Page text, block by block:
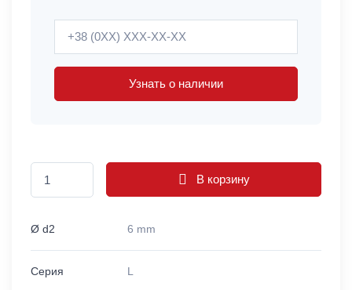
Узнать о наличии
В корзину
Ø d2 6 mm
Серия L